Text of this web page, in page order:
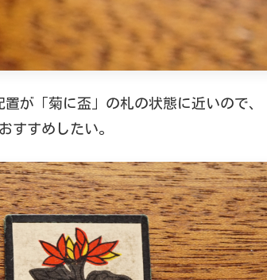
が「菊に盃」の札の状態に近いので、
すすめしたい。